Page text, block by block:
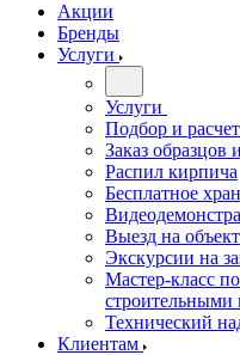
Акции
Бренды
Услуги
Услуги
Подбор и
Заказ образцов
Распил кирпича
Бесплатное
Выезд на
Экскурсии на
Мастер-класс
строительными
Технический
Клиентам